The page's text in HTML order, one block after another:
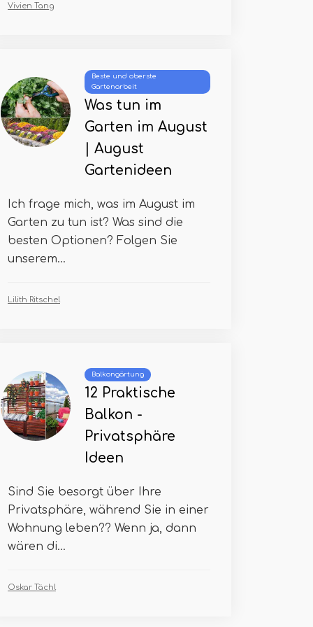
Vivien Tang
Beste und oberste
Gartenarbeit
Was tun im
Garten im August
| August
Gartenideen
Ich frage mich, was im August im
Garten zu tun ist? Was sind die
besten Optionen? Folgen Sie
unserem...
Lilith Ritschel
Balkongärtung
12 Praktische
Balkon -
Privatsphäre
Ideen
Sind Sie besorgt über Ihre
Privatsphäre, während Sie in einer
Wohnung leben?? Wenn ja, dann
wären di...
Oskar Tächl